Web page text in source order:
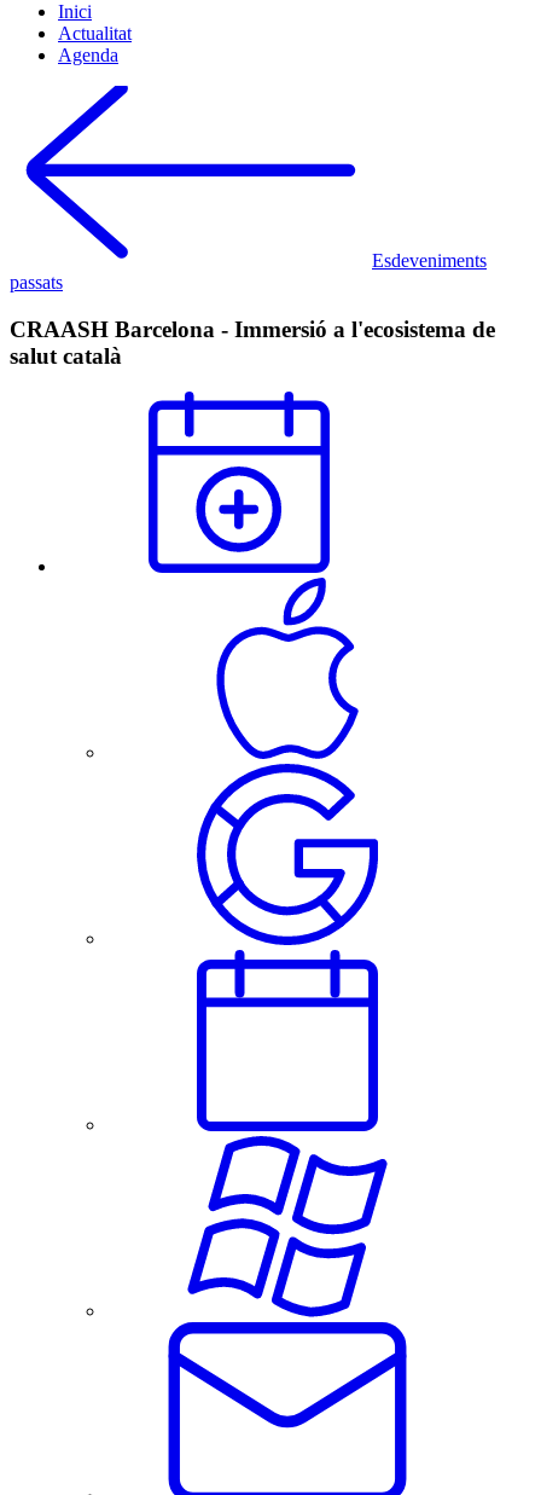
Inici
Actualitat
Agenda
Esdeveniments
passats
CRAASH Barcelona - Immersió a l'ecosistema de
salut català